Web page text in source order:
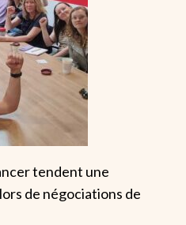
tendent une
de négociations de